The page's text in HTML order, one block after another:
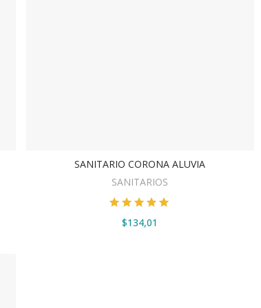
VER OPCIONES
SANITARIO CORONA ALUVIA
SANITARIOS
$134,01